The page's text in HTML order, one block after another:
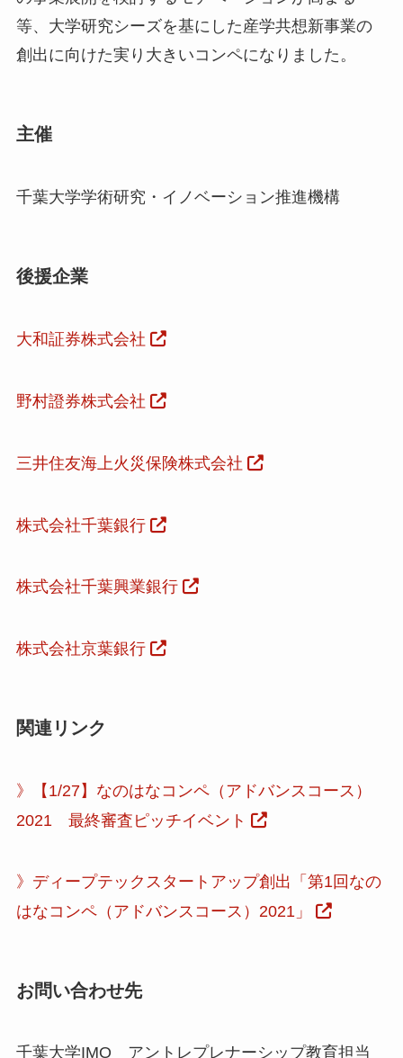
等、大学研究シーズを基にした産学共想新事業の
創出に向けた実り大きいコンペになりました。
主催
千葉大学学術研究・イノベーション推進機構
後援企業
大和証券株式会社
野村證券株式会社
三井住友海上火災保険株式会社
株式会社千葉銀行
株式会社千葉興業銀行
株式会社京葉銀行
関連リンク
》【1/27】なのはなコンペ（アドバンスコース）
2021 最終審査ピッチイベント
》ディープテックスタートアップ創出「第1回なの
はなコンペ（アドバンスコース）2021」
お問い合わせ先
千葉大学IMO アントレプレナーシップ教育担当